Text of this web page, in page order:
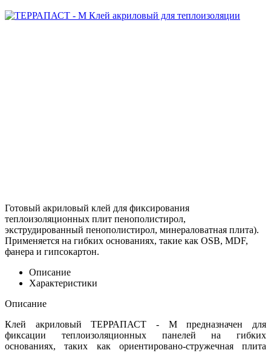
Готовый акриловый клей для фиксирования
теплоизоляционных плит пенополистирол,
экструдированный пенополистирол, минераловатная плита).
Применяется на гибких основаниях, такие как OSB, MDF,
фанера и гипсокартон.
Описание
Характеристики
Описание
Клей акриловый ТЕРРАПАСТ - М предназначен для
фиксации теплоизоляционных панелей на гибких
основаниях, таких как ориентировано-стружечная плита